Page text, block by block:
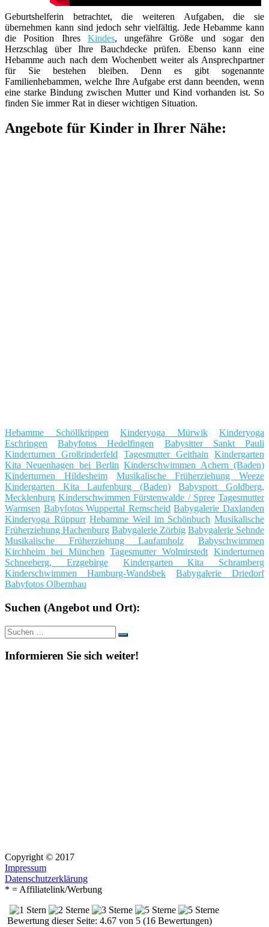
Geburtshelferin betrachtet, die weiteren Aufgaben, die sie
übernehmen kann sind jedoch sehr vielfältig. Jede Hebamme kann
die Position Ihres Kindes, ungefähre Größe und sogar den
Herzschlag über Ihre Bauchdecke prüfen. Ebenso kann eine
Hebamme auch nach dem Wochenbett weiter als Ansprechpartner
für Sie bestehen bleiben. Denn es gibt sogenannte
Familienhebammen, welche Ihre Aufgabe erst dann beenden, wenn
eine starke Bindung zwischen Mutter und Kind vorhanden ist. So
finden Sie immer Rat in dieser wichtigen Situation.
Angebote für Kinder in Ihrer Nähe:
Hebamme Schöllkrippen Kinderyoga Mürwik
Kinderyoga
Eschringen
Babyfotos Hedelfingen
Babysitter Sankt Pauli
Kinderturnen Großrinderfeld
Tagesmutter Geithain
Kindergarten
Kita Neuenhagen bei Berlin Kinderschwimmen Achern (Baden)
Kinderturnen Hildesheim
Musikalische Früherziehung Weeze
Kindergarten Kita Laufenburg (Baden)
Babysport Goldberg,
Mecklenburg Kinderschwimmen Fürstenwalde / Spree Tagesmutter
Warmsen Babyfotos Wuppertal Remscheid Babygalerie Daxlanden
Kinderyoga Rüppurr Hebamme Weil im Schönbuch Musikalische
Früherziehung Hachenburg Babygalerie Zörbig Babygalerie Sehnde
Musikalische Früherziehung Laufamholz
Babyschwimmen
Kirchheim bei München
Tagesmutter Wolmirstedt Kinderturnen
Schneeberg, Erzgebirge
Kindergarten Kita Schramberg
Kinderschwimmen Hamburg-Wandsbek
Babygalerie Driedorf
Babyfotos Olbernhau
Suchen (Angebot und Ort):
Suche
nach:
Suchen
Informieren Sie sich weiter!
Copyright © 2017
Impressum
Datenschutzerklärung
* = Affiliatelink/Werbung
Bewertung dieser Seite: 4.67 von 5 (16 Bewertungen)